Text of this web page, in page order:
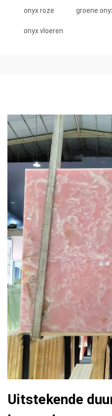
onyx roze groene
onyx vloeren
Uitstekende